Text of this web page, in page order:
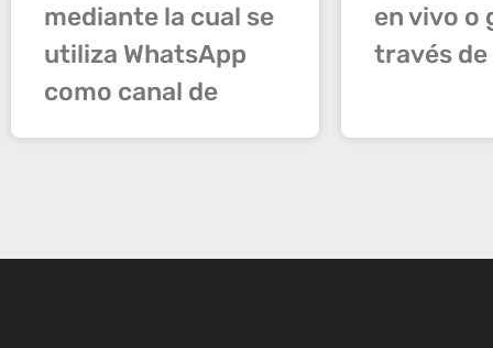
mediante la cual se
utiliza WhatsApp
como canal de
en vivo o
través